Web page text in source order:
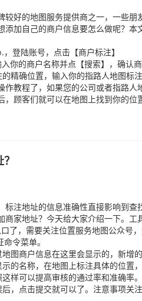
较好的地图服务提供商之一，一些朋
添加自己的商户信息要怎么做呢？本
登陆账号，点击【商户标注】
你的商户名称并点【搜索】，确认
精确位置，输入你的指路人地图标
作教程了，如果您的公司或者指路
顾客们就可以在地图上找到你的位
标注地址的信息准确性直接影响到
商家地址？今天给大家介绍一下。工
了，需要关注位置服务地图公众号，
令菜单。
图商户信息在这里会显示的，新增
的名称，在地图上标注具体的位置，
样可以提高审核的通过率和准确率。
，点击提交就可以了。注意事项关